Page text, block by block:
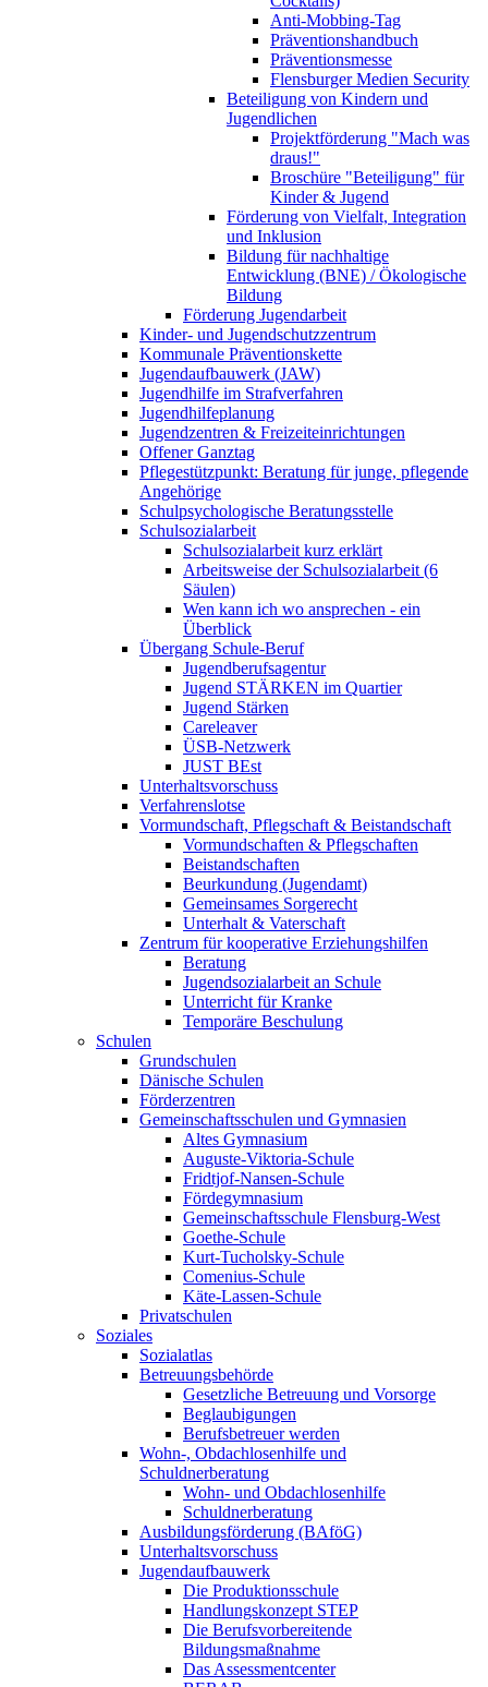
Anti-Mobbing-Tag
Präventionshandbuch
Präventionsmesse
Flensburger Medien Security
Beteiligung von Kindern und
Jugendlichen
Projektförderung "Mach was
draus!"
Broschüre "Beteiligung" für
Kinder & Jugend
Förderung von Vielfalt, Integration
und Inklusion
Bildung für nachhaltige
Entwicklung (BNE) / Ökologische
Bildung
Förderung Jugendarbeit
Kinder- und Jugendschutzzentrum
Kommunale Präventionskette
Jugendaufbauwerk (JAW)
Jugendhilfe im Strafverfahren
Jugendhilfeplanung
Jugendzentren & Freizeiteinrichtungen
Offener Ganztag
Pflegestützpunkt: Beratung für junge, pflegende
Angehörige
Schulpsychologische Beratungsstelle
Schulsozialarbeit
Schulsozialarbeit kurz erklärt
Arbeitsweise der Schulsozialarbeit (6
Säulen)
Wen kann ich wo ansprechen - ein
Überblick
Übergang Schule-Beruf
Jugendberufsagentur
Jugend STÄRKEN im Quartier
Jugend Stärken
Careleaver
ÜSB-Netzwerk
JUST BEst
Unterhaltsvorschuss
Verfahrenslotse
Vormundschaft, Pflegschaft & Beistandschaft
Vormundschaften & Pflegschaften
Beistandschaften
Beurkundung (Jugendamt)
Gemeinsames Sorgerecht
Unterhalt & Vaterschaft
Zentrum für kooperative Erziehungshilfen
Beratung
Jugendsozialarbeit an Schule
Unterricht für Kranke
Temporäre Beschulung
Schulen
Grundschulen
Dänische Schulen
Förderzentren
Gemeinschaftsschulen und Gymnasien
Altes Gymnasium
Auguste-Viktoria-Schule
Fridtjof-Nansen-Schule
Fördegymnasium
Gemeinschaftsschule Flensburg-West
Goethe-Schule
Kurt-Tucholsky-Schule
Comenius-Schule
Käte-Lassen-Schule
Privatschulen
Soziales
Sozialatlas
Betreuungsbehörde
Gesetzliche Betreuung und Vorsorge
Beglaubigungen
Berufsbetreuer werden
Wohn-, Obdachlosenhilfe und
Schuldnerberatung
Wohn- und Obdachlosenhilfe
Schuldnerberatung
Ausbildungsförderung (BAföG)
Unterhaltsvorschuss
Jugendaufbauwerk
Die Produktionsschule
Handlungskonzept STEP
Die Berufsvorbereitende
Bildungsmaßnahme
Das Assessmentcenter